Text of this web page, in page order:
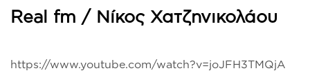
Real fm / Νίκος Χατζηνικολάου
https://www.youtube.com/watch?v=joJFH3TMQjA